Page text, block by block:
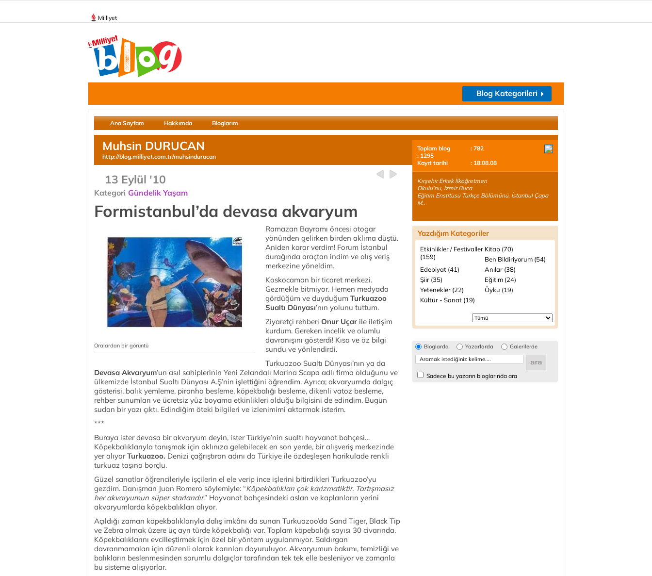
Milliyet
Blog Kategorileri
Ana Sayfam Hakkımda Bloglarım
Muhsin DURUCAN
http://blog.milliyet.com.tr/muhsindurucan
13 Eylül '10
Kategori Gündelik Yaşam
Formistanbul’da devasa akvaryum
Oralardan bir görüntü
Ramazan Bayramı öncesi otogar
yönünden gelirken birden aklıma düştü.
Aniden karar verdim! Forum İstanbul
durağında araçtan indim ve alış veriş
merkezine yöneldim.
Koskocaman bir ticaret merkezi.
Gezmekle bitmiyor. Hemen medyada
gördüğüm ve duyduğum Turkuazoo
Sualtı Dünyası’nın yolunu tuttum.
Ziyaretçi rehberi Onur Uçar ile iletişim
kurdum. Gereken incelik ve olumlu
davranışını gösterdi! Kısa ve öz bilgi
sundu ve yönlendirdi.
Turkuazoo Sualtı Dünyası’nın ya da
Devasa Akvaryum’un asıl sahiplerinin Yeni Zelandalı Marina Scapa adlı firma olduğunu ve
ülkemizde İstanbul Sualtı Dünyası A.Ş’nin işlettiğini öğrendim. Ayrıca; akvaryumda dalgıç
gösterisi, balık yemleme, piranha besleme, köpekbalığı besleme, dikenli vatoz besleme,
rehber sunumları ve ücretsiz yüz boyama etkinlikleri olduğu bilgisini de edindim. Bugün
sudan bir yazı çıktı. Edindiğim öteki bilgileri ve izlenimimi aktarmak isterim.
***
Buraya ister devasa bir akvaryum deyin, ister Türkiye’nin sualtı hayvanat bahçesi…
Köpekbalıklarıyla tanışmak için aklınıza gelebilecek en son yerde, bir alışveriş merkezinde
yer alıyorTurkuazoo. Denizi çağrıştıran adını da Türkiye ile özdeşleşen harikulade renkli
turkuaz taşına borçlu.
Güzel sanatlar öğrencileriyle işçilerin el ele verip ince işlerini bitirdikleri Turkuazoo’yu
gezdim. Danışman Juan Romero söylemiyle: “Köpekbalıkları çok karizmatiktir. Tartışmasız
her akvaryumun süper starlarıdır.” Hayvanat bahçesindeki aslan ve kaplanların yerini
akvaryumlarda köpekbalıkları alıyor.
Açıldığı zaman köpekbalıklarıyla dalış imkânı da sunan Turkuazoo’da Sand Tiger, Black Tip
ve Zebra olmak üzere üç ayrı türde köpekbalığı var. Toplam köpebalığı sayısı 30 civarında.
Köpekbalıklarını evcilleştirmek için özel bir yöntem uygulanmıyor. Saldırgan
davranmamaları için düzenli olarak karınları doyuruluyor. Akvaryumun bakımı, temizliği ve
balıkların beslenmesinden sorumlu dalgıçlar tarafından tek tek elle besleniyor ve zamanla
bu sisteme alışıyorlar.
Toplam blog
: 782
: 1295
Kayıt tarihi
: 18.08.08
Kırşehir Erkek İlköğretmen
Okulu'nu, İzmir Buca
Eğitim Enstitüsü Türkçe Bölümünü, İstanbul Çapa
M..
Yazdığım Kategoriler
Etkinlikler / Festivaller
(159)
Kitap (70)
Ben Bildiriyorum (54)
Edebiyat (41)
Anılar (38)
Şiir (35)
Eğitim (24)
Yetenekler (22)
Öykü (19)
Kültür - Sanat (19)
Bloglarda Yazarlarda Galerilerde
Sadece bu yazarın bloglarında ara